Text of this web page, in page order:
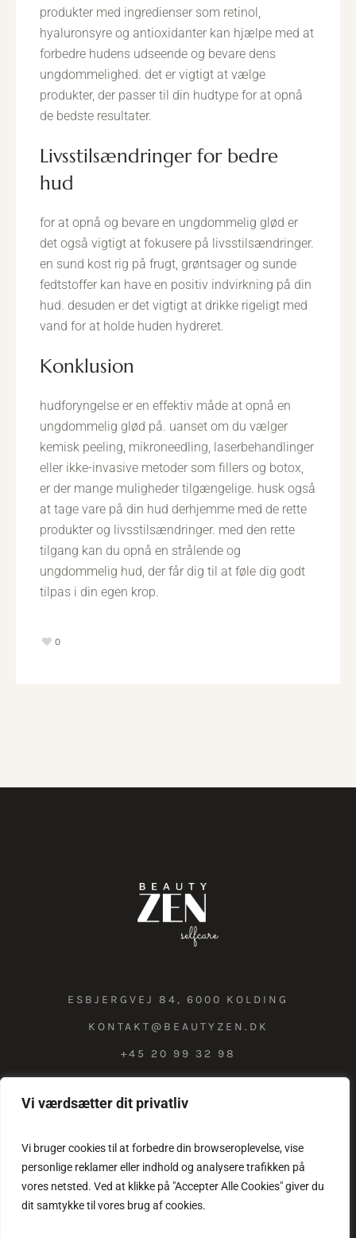
Vi værdsætter dit privatliv
Vi bruger cookies til at forbedre din browseroplevelse, vise
personlige reklamer eller indhold og analysere trafikken på
vores netsted. Ved at klikke på "Accepter Alle Cookies" giver du
dit samtykke til vores brug af cookies.
produkter med ingredienser som retinol,
hyaluronsyre og antioxidanter kan hjælpe med at
forbedre hudens udseende og bevare dens
ungdommelighed. det er vigtigt at vælge
produkter, der passer til din hudtype for at opnå
de bedste resultater.
livsstilsændringer for bedre
hud
for at opnå og bevare en ungdommelig glød er
det også vigtigt at fokusere på livsstilsændringer.
en sund kost rig på frugt, grøntsager og sunde
fedtstoffer kan have en positiv indvirkning på din
hud. desuden er det vigtigt at drikke rigeligt med
vand for at holde huden hydreret.
konklusion
hudforyngelse er en effektiv måde at opnå en
ungdommelig glød på. uanset om du vælger
kemisk peeling, mikroneedling, laserbehandlinger
eller ikke-invasive metoder som fillers og botox,
er der mange muligheder tilgængelige. husk også
at tage vare på din hud derhjemme med de rette
produkter og livsstilsændringer. med den rette
tilgang kan du opnå en strålende og
ungdommelig hud, der får dig til at føle dig godt
tilpas i din egen krop.
0
ESBJERGVEJ 84, 6000 KOLDING
KONTAKT@BEAUTYZEN.DK
+45 20 99 32 98
COOKIE & PRIVATLIVSPOLITIK